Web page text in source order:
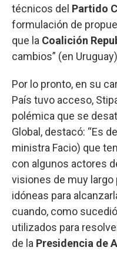
técnicos del Partido
formulación de
que la Coalición
cambios” (en
Por lo pronto, en su
País tuvo acceso,
polémica que se
Global, destacó: “Es
ministra Facio) que
con algunos actores
visiones de muy
idóneas para
cuando, como
utilizados para
de la Presidencia de